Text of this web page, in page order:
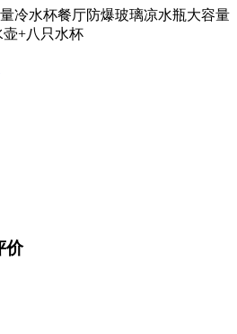
冷水杯餐厅防爆玻璃凉水瓶大容量
壶+八只水杯
价